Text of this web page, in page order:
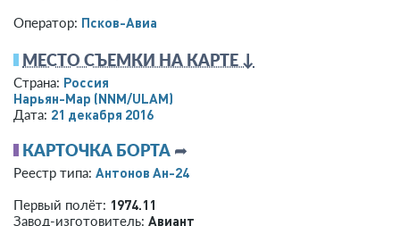
Оператор: Псков-Авиа
МЕСТО СЪЕМКИ НА КАРТЕ ↓
Страна: Россия
Нарьян-Мар (NNM/ULAM)
Дата: 21 декабря 2016
КАРТОЧКА БОРТА ➦
Реестр типа: Антонов Ан-24
Первый полёт: 1974.11
Завод-изготовитель: Авиант